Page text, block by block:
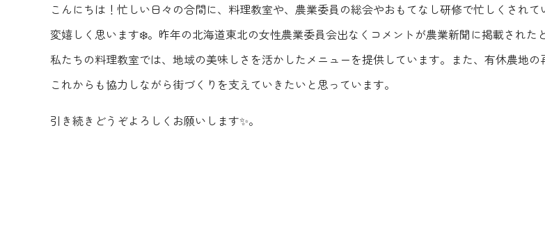
こんにちは！忙しい日々の合間に、料理教室や、農業委員の総会やおもてなし研修で忙しくされ
変嬉しく思います❄️。昨年の北海道東北の女性農業委員会出なくコメントが農業新聞に掲載された
私たちの料理教室では、地域の美味しさを活かしたメニューを提供しています。また、有休農地
これからも協力しながら街づくりを支えていきたいと思っています。
引き続きどうぞよろしくお願いします✨。